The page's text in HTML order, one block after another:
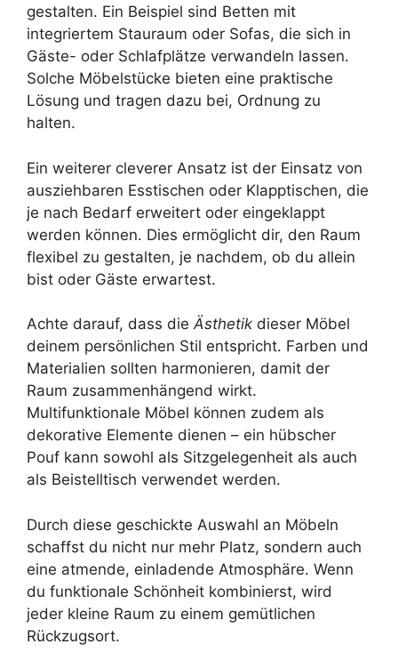
gestalten. Ein Beispiel sind Betten mit
integriertem Stauraum oder Sofas, die sich in
Gäste- oder Schlafplätze verwandeln lassen.
Solche Möbelstücke bieten eine praktische
Lösung und tragen dazu bei, Ordnung zu
halten.
Ein weiterer cleverer Ansatz ist der Einsatz von
ausziehbaren Esstischen oder Klapptischen, die
je nach Bedarf erweitert oder eingeklappt
werden können. Dies ermöglicht dir, den Raum
flexibel zu gestalten, je nachdem, ob du allein
bist oder Gäste erwartest.
Achte darauf, dass dieÄsthetik dieser Möbel
deinem persönlichen Stil entspricht. Farben und
Materialien sollten harmonieren, damit der
Raum zusammenhängend wirkt.
Multifunktionale Möbel können zudem als
dekorative Elemente dienen – ein hübscher
Pouf kann sowohl als Sitzgelegenheit als auch
als Beistelltisch verwendet werden.
Durch diese geschickte Auswahl an Möbeln
schaffst du nicht nur mehr Platz, sondern auch
eine atmende, einladende Atmosphäre. Wenn
du funktionale Schönheit kombinierst, wird
jeder kleine Raum zu einem gemütlichen
Rückzugsort.